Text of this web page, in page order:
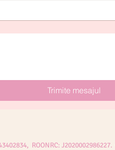
Trimite mesajul
ROONRC: